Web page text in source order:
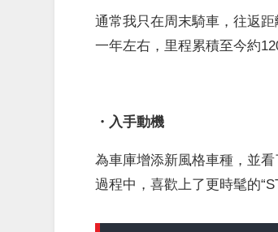
通常我只在周末騎車，往返
一年左右，里程累積至今約
・入手動機
為車庫增添新風格車種，並
過程中，喜歡上了更時髦的